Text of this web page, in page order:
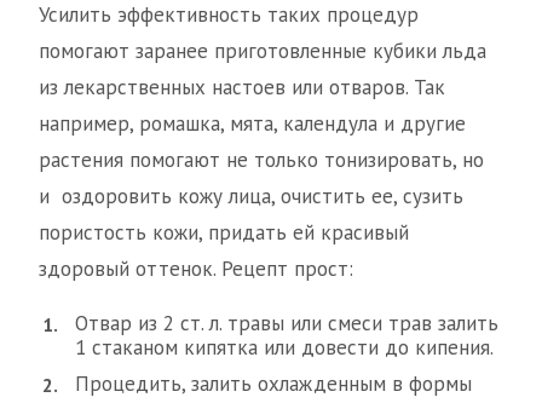
Усилить эффективность таких процедур
помогают заранее приготовленные кубики льда
из лекарственных настоев или отваров. Так
например, ромашка, мята, календула и другие
растения помогают не только тонизировать, но
и оздоровить кожу лица, очистить ее, сузить
пористость кожи, придать ей красивый
здоровый оттенок. Рецепт прост:
Отвар из 2 ст. л. травы или смеси трав залить
1 стаканом кипятка или довести до кипения.
Процедить, залить охлажденным в формы